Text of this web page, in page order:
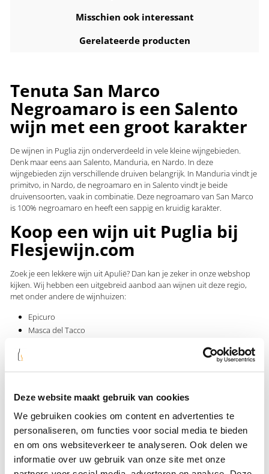
Deze website maakt gebruik van cookies
We gebruiken cookies om content en advertenties te
personaliseren, om functies voor social media te bieden
en om ons websiteverkeer te analyseren. Ook delen we
informatie over uw gebruik van onze site met onze
Misschien ook interessant
Gerelateerde producten
Tenuta San Marco
Negroamaro is een Salento
wijn met een groot karakter
De wijnen in Puglia zijn onderverdeeld in vele kleine wijngebieden.
Denk maar eens aan Salento, Manduria, en Nardo. In deze
wijngebieden zijn verschillende druiven belangrijk. In Manduria vindt je
primitvo, in Nardo, de negroamaro en in Salento vindt je beide
druivensoorten, vaak in combinatie. Deze negroamaro van San Marco
is 100% negroamaro en heeft een sappig en kruidig karakter.
Koop een wijn uit Puglia bij
Flesjewijn.com
Zoek je een lekkere wijn uit Apulië? Dan kan je zeker in onze webshop
kijken. Wij hebben een uitgebreid aanbod aan wijnen uit deze regio,
met onder andere de wijnhuizen:
Epicuro
Masca del Tacco
Wil je een combinatie van al deze wijnhuizen proeven? Dan kan je een
Specificaties
Wijnland